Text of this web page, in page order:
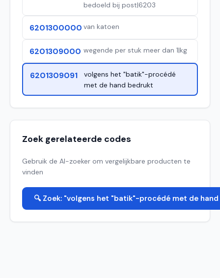
bedoeld bij post|6203
6201300000 van katoen
6201309000 wegende per stuk meer dan 1|kg
6201309091
volgens het "batik"-procédé
met de hand bedrukt
Zoek gerelateerde codes
Gebruik de AI-zoeker om vergelijkbare producten te
vinden
🔍 Zoek: "volgens het "batik"-procédé met de hand